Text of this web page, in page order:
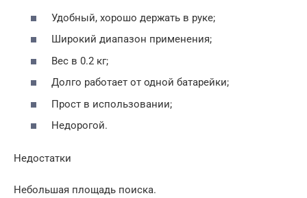
Удобный, хорошо держать в руке;
Широкий диапазон применения;
Вес в 0.2 кг;
Долго работает от одной батарейки;
Прост в использовании;
Недорогой.
Недостатки
Небольшая площадь поиска.